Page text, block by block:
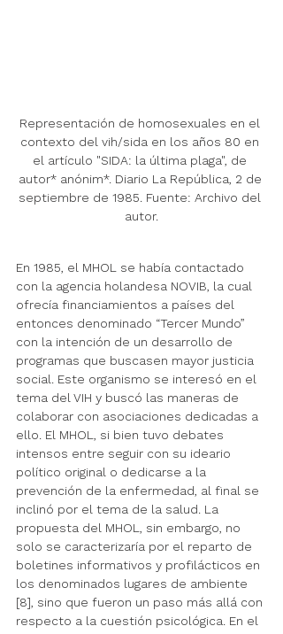
Representación de homosexuales en el
contexto del vih/sida en los años 80 en
el artículo "SIDA: la última plaga", de
autor* anónim*. Diario La República, 2 de
septiembre de 1985. Fuente: Archivo del
autor.
En 1985, el MHOL se había contactado
con la agencia holandesa NOVIB, la cual
ofrecía financiamientos a países del
entonces denominado “Tercer Mundo”
con la intención de un desarrollo de
programas que buscasen mayor justicia
social. Este organismo se interesó en el
tema del VIH y buscó las maneras de
colaborar con asociaciones dedicadas a
ello. El MHOL, si bien tuvo debates
intensos entre seguir con su ideario
político original o dedicarse a la
prevención de la enfermedad, al final se
inclinó por el tema de la salud. La
propuesta del MHOL, sin embargo, no
solo se caracterizaría por el reparto de
boletines informativos y profilácticos en
los denominados lugares de ambiente
[8], sino que fueron un paso más allá con
respecto a la cuestión psicológica. En el